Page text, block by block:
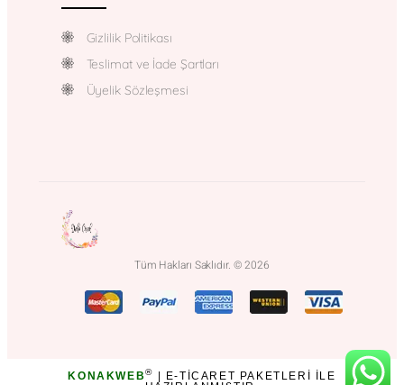
Gizlilik Politikası
Teslimat ve İade Şartları
Üyelik Sözleşmesi
Tüm Hakları Saklıdır. © 2026
KONAKWEB®
| E-TICARET PAKETLERI ILE